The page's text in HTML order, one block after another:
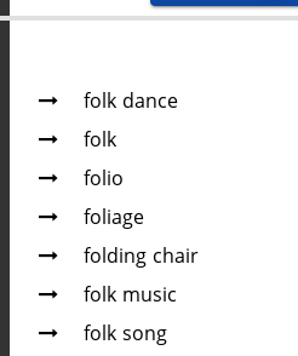
folk dance
folk
folio
foliage
folding chair
folk music
folk song